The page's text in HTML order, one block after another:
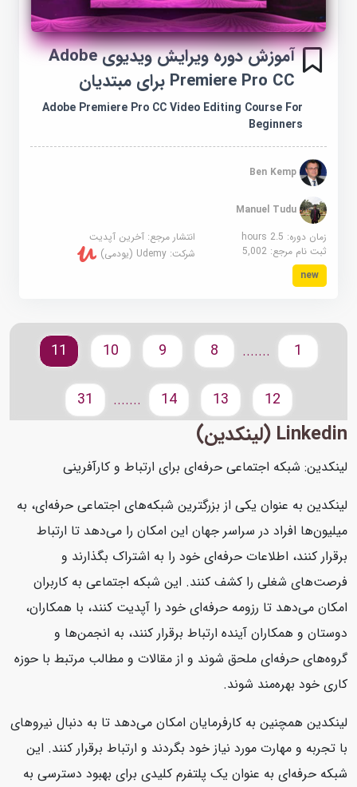
آموزش دوره ویرایش ویدیوی Adobe
Premiere Pro CC برای مبتدیان
Adobe Premiere Pro CC Video Editing Course For
Beginners
Ben Kemp
Manuel Tudu
زمان دوره: 2.5 hours
انتشار مرجع:آخرین آپدیت
ثبت نام مرجع:5,002 شرکت:Udemy (یودمی)
new
.......
10
11
12
13
14
.......
31
Linkedin (لینکدین)
لینکدین: شبکه اجتماعی حرفه‌ای برای ارتباط و کارآفرینی
لینکدین به عنوان یکی از بزرگترین شبکه‌های اجتماعی حرفه‌ای، به
میلیون‌ها افراد در سراسر جهان این امکان را می‌دهد تا ارتباط
برقرار کنند، اطلاعات حرفه‌ای خود را به اشتراک بگذارند و
فرصت‌های شغلی را کشف کنند. این شبکه اجتماعی به کاربران
امکان می‌دهد تا رزومه حرفه‌ای خود را آپدیت کنند، با همکاران،
دوستان و همکاران آینده ارتباط برقرار کنند، به انجمن‌ها و
گروه‌های حرفه‌ای ملحق شوند و از مقالات و مطالب مرتبط با حوزه
کاری خود بهره‌مند شوند.
لینکدین همچنین به کارفرمایان امکان می‌دهد تا به دنبال نیروهای
با تجربه و مهارت مورد نیاز خود بگردند و ارتباط برقرار کنند. این
شبکه حرفه‌ای به عنوان یک پلتفرم کلیدی برای بهبود دسترسی به